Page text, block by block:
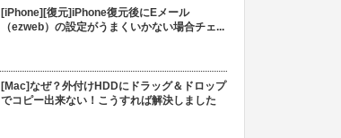
[iPhone][復元]iPhone復元後にEメール
（ezweb）の設定がうまくいかない場合チェ...
[Mac]なぜ？外付けHDDにドラッグ＆ドロップ
でコピー出来ない！こうすれば解決しました